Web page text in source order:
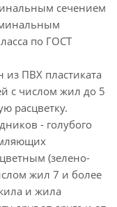
сечением
по ГОСТ
ПВХ пластиката
с числом жил до 5
расцветку.
- голубого
(зелено-
жил 7 и более
и жила